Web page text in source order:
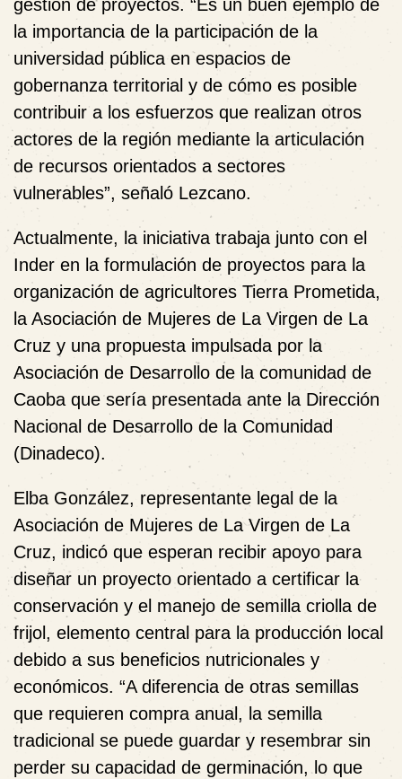
gestión de proyectos. “Es un buen ejemplo de
la importancia de la participación de la
universidad pública en espacios de
gobernanza territorial y de cómo es posible
contribuir a los esfuerzos que realizan otros
actores de la región mediante la articulación
de recursos orientados a sectores
vulnerables”, señaló Lezcano.
Actualmente, la iniciativa trabaja junto con el
Inder en la formulación de proyectos para la
organización de agricultores Tierra Prometida,
la Asociación de Mujeres de La Virgen de La
Cruz y una propuesta impulsada por la
Asociación de Desarrollo de la comunidad de
Caoba que sería presentada ante la Dirección
Nacional de Desarrollo de la Comunidad
(Dinadeco).
Elba González, representante legal de la
Asociación de Mujeres de La Virgen de La
Cruz, indicó que esperan recibir apoyo para
diseñar un proyecto orientado a certificar la
conservación y el manejo de semilla criolla de
frijol, elemento central para la producción local
debido a sus beneficios nutricionales y
económicos. “A diferencia de otras semillas
que requieren compra anual, la semilla
tradicional se puede guardar y resembrar sin
perder su capacidad de germinación, lo que